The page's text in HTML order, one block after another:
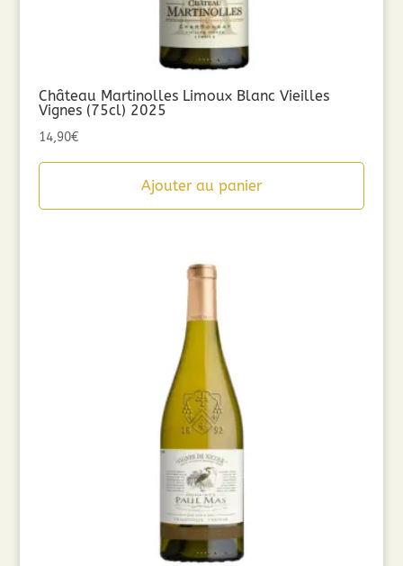
Château Martinolles Limoux Blanc Vieilles
Vignes (75cl) 2025
14,90€
Ajouter au panier